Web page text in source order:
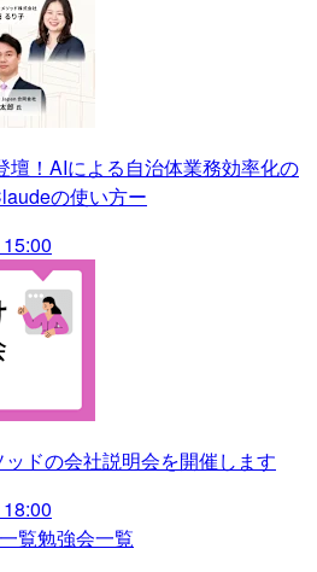
壇！AIによる自治体業務効率化の
の使い方ー
ッドの会社説明会を開催します
覧勉強会一覧